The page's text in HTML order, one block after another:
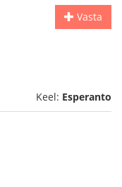
Vasta
Keel: Esperanto